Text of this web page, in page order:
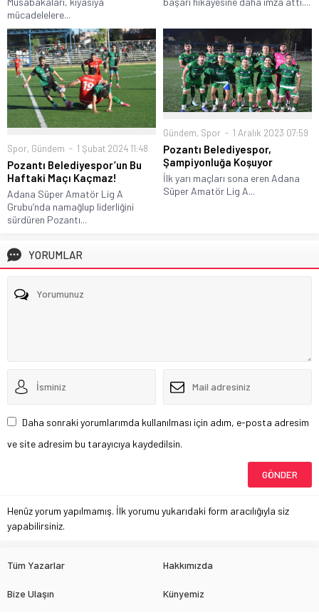
mücadelelere...
Spor, Gündem 1 Şubat 2024 11:48
Pozantı Belediyespor’un Bu
Haftaki Maçı Kaçmaz!
Adana Süper Amatör Lig A
Grubu’nda namağlup liderliğini
sürdüren Pozantı...
Gündem, Spor 1 Aralık 2023 07:59
Pozantı Belediyespor,
Şampiyonluğa Koşuyor
İlk yarı maçları sona eren Adana
Süper Amatör Lig A...
YORUMLAR
Daha sonraki yorumlarımda kullanılması için adım, e-posta adresim
ve site adresim bu tarayıcıya kaydedilsin.
Henüz yorum yapılmamış. İlk yorumu yukarıdaki form aracılığıyla siz
yapabilirsiniz.
Tüm Yazarlar Hakkımızda
Bize Ulaşın Künyemiz